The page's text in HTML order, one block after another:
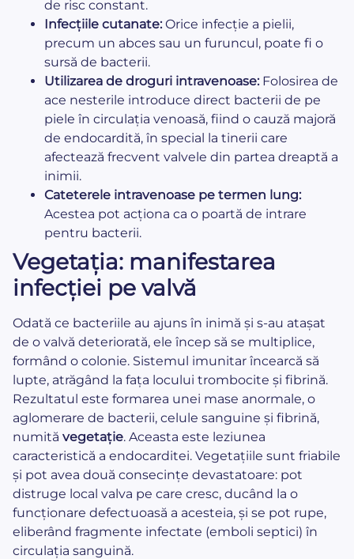
de risc constant.
Infecțiile cutanate:Orice infecție a pielii,
precum un abces sau un furuncul, poate fi o
sursă de bacterii.
Utilizarea de droguri intravenoase:Folosirea de
ace nesterile introduce direct bacterii de pe
piele în circulația venoasă, fiind o cauză majoră
de endocardită, în special la tinerii care
afectează frecvent valvele din partea dreaptă a
inimii.
Cateterele intravenoase pe termen lung:
Acestea pot acționa ca o poartă de intrare
pentru bacterii.
Vegetația: manifestarea
infecției pe valvă
Odată ce bacteriile au ajuns în inimă și s-au atașat
de o valvă deteriorată, ele încep să se multiplice,
formând o colonie. Sistemul imunitar încearcă să
lupte, atrăgând la fața locului trombocite și fibrină.
Rezultatul este formarea unei mase anormale, o
aglomerare de bacterii, celule sanguine și fibrină,
numită vegetație. Aceasta este leziunea
caracteristică a endocarditei. Vegetațiile sunt friabile
și pot avea două consecințe devastatoare: pot
distruge local valva pe care cresc, ducând la o
funcționare defectuoasă a acesteia, și se pot rupe,
eliberând fragmente infectate (emboli septici) în
circulația sanguină.